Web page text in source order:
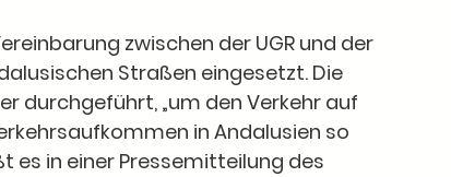
zwischen der UGR und der
Straßen eingesetzt. Die
durchgeführt, „um den Verkehr auf
in Andalusien so
es in einer Pressemitteilung des